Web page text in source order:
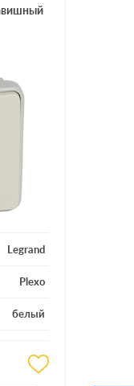
Legrand
Plexo
белый